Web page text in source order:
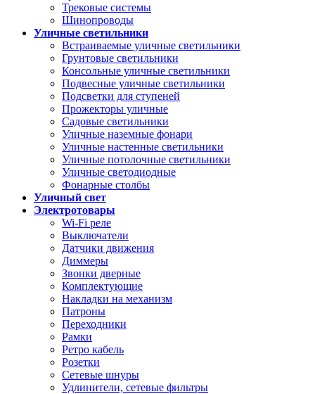
Трековые системы
Шинопроводы
Уличные светильники
Встраиваемые уличные светильники
Грунтовые светильники
Консольные уличные светильники
Подвесные уличные светильники
Подсветки для ступеней
Прожекторы уличные
Садовые светильники
Уличные наземные фонари
Уличные настенные светильники
Уличные потолочные светильники
Уличные светодиодные
Фонарные столбы
Уличный свет
Электротовары
Wi-Fi реле
Выключатели
Датчики движения
Диммеры
Звонки дверные
Комплектующие
Накладки на механизм
Патроны
Переходники
Рамки
Ретро кабель
Розетки
Сетевые шнуры
Удлинители, сетевые фильтры